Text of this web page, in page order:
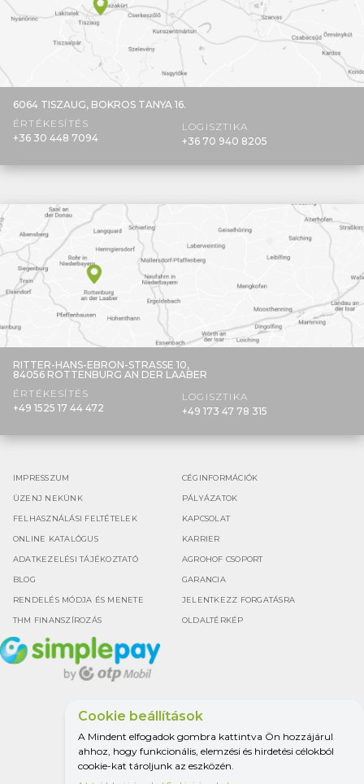
6064 TISZAUG, BOKROS TANYA 16.
ÉRTÉKESÍTÉS
+36 30 448 7094
LOGISZTIKA
+36 70 940 8205
RITTER-HANS-EBRON-STRASSE 10,
84056 ROTTENBURG AN DER LAABER
ÉRTÉKESÍTÉS
+49 1525 17 44 472
LOGISZTIKA
+49 173 47 78 315
IMPRESSZUM CÉGINFORMÁCIÓK
ÜZENJ NEKÜNK PÁLYÁZATOK
FELHASZNÁLÁSI FELTÉTELEK KAPCSOLAT
ONLINE KATALÓGUS KARRIER
ADATKEZELÉSI TÁJÉKOZTATÓ AGROHOF CSOPORT
BLOG GARANCIA
RENDELÉS MÓDJA ÉS MENETE JELENTKEZZ FORGATÁSRA
THM FINANSZÍROZÁS OLDALTÉRKÉP
4.5
Cookie beállítások
A Mindent elfogadok gombra kattintva Ön hozzájárul
ahhoz, hogy funkcionális, elemzési és hirdetési célokból
cookie-kat tároljunk az eszközén.